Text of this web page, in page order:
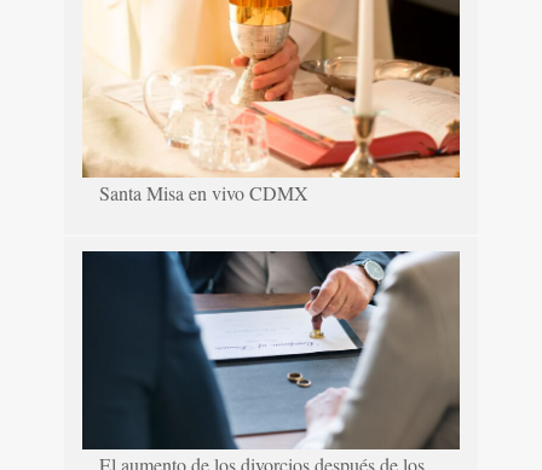
Santa Misa en vivo CDMX
El aumento de los divorcios después de los